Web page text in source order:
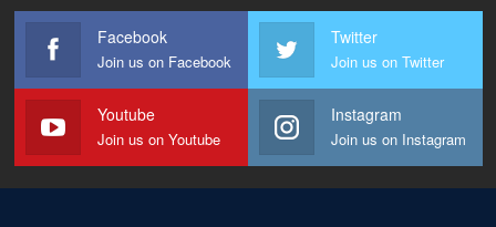
Facebook
Join us on Facebook
Twitter
Join us on Twitter
Youtube
Join us on Youtube
Instagram
Join us on Instagram